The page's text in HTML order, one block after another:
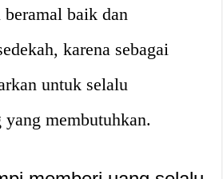
baik dan
karena sebagai
untuk selalu
yang membutuhkan.